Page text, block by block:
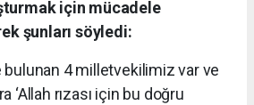
için mücadele
şunları söyledi:
bulunan 4 milletvekilimiz var ve
‘Allah rızası için bu doğru